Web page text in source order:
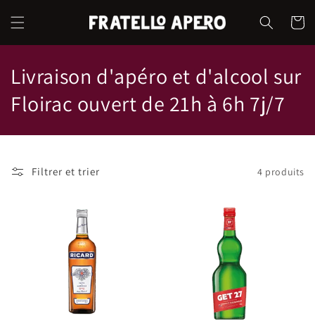
passer
au
Panier
C
o
l
e
Livraison d'apéro et d'alcool sur
Floirac ouvert de 21h à 6h 7j/7
Filtrer et trier 4 produits